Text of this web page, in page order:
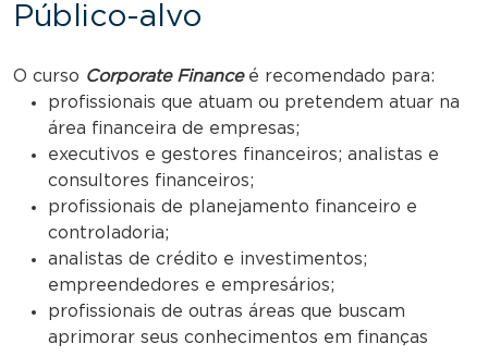
Público-alvo
O curso Corporate Financeé recomendado para:
profissionais que atuam ou pretendem atuar na
área financeira de empresas;
executivos e gestores financeiros; analistas e
consultores financeiros;
profissionais de planejamento financeiro e
controladoria;
analistas de crédito e investimentos;
empreendedores e empresários;
profissionais de outras áreas que buscam
aprimorar seus conhecimentos em finanças